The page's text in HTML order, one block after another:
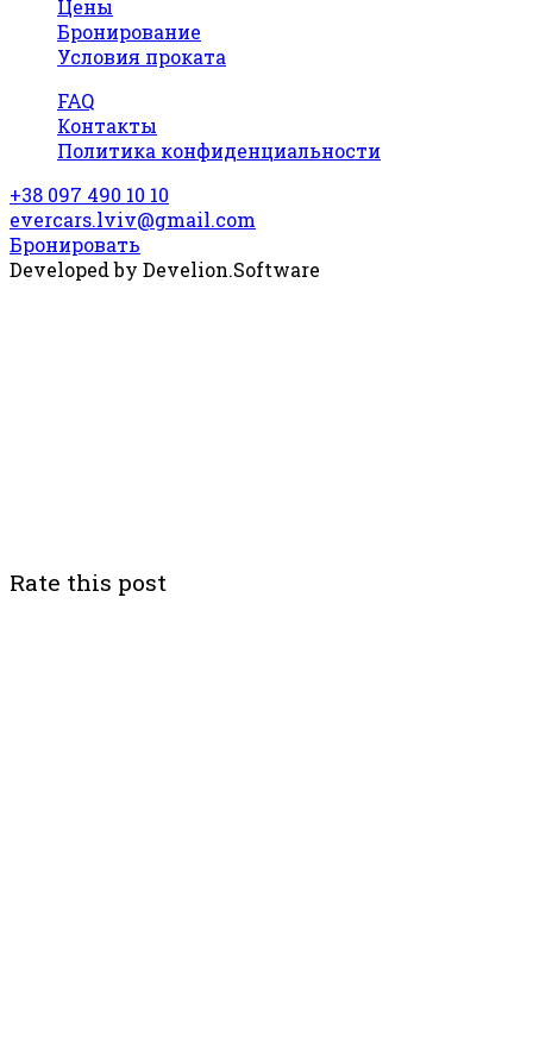
покататись по Україні без зайвих стресів
і з задоволенням користуватись
дякую за сервіс та турботу♥️
Цены
Бронирование
Условия проката
FAQ
Контакты
Политика конфиденциальности
+38 097 490 10 10
evercars.lviv@gmail.com
Бронировать
Developed by Develion.Software
Rate this post